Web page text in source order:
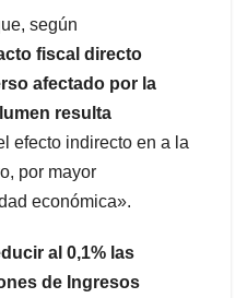
según
fiscal directo
afectado por la
resulta
efecto indirecto en a la
por mayor
económica».
al 0,1% las
de Ingresos